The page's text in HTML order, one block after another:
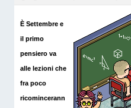
È Settembre e
il primo
pensiero va
alle lezioni che
fra poco
ricomincerann